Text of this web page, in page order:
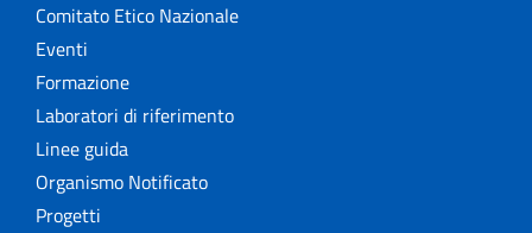
Comitato Etico Nazionale
Eventi
Formazione
Laboratori di riferimento
Linee guida
Organismo Notificato
Progetti